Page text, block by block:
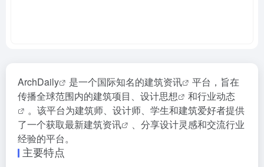
ArchDaily 是一个国际知名的建筑资讯
平台，旨在
传播全球范围内的建筑项目、 设计思想 和行业动态
。该平台为建筑师、设计师、学生和建筑爱好者提供
了一个获取最新建筑资讯
、分享设计灵感和交流行业
经验的平台。
主要特点